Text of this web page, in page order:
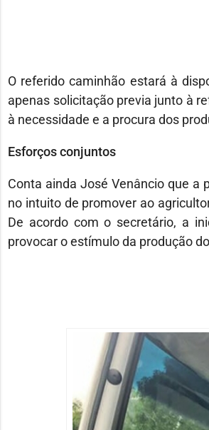
O referido caminhão estará à
apenas solicitação previa junto à
à necessidade e a procura dos
Esforços conjuntos
Conta ainda José Venâncio que
no intuito de promover ao
De acordo com o secretário, a
provocar o estímulo da produção